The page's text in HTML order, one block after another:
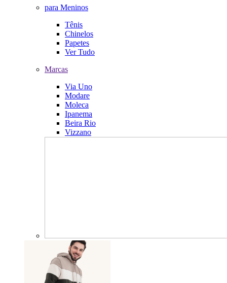
para Meninos
Tênis
Chinelos
Papetes
Ver Tudo
Marcas
Via Uno
Modare
Moleca
Ipanema
Beira Rio
Vizzano